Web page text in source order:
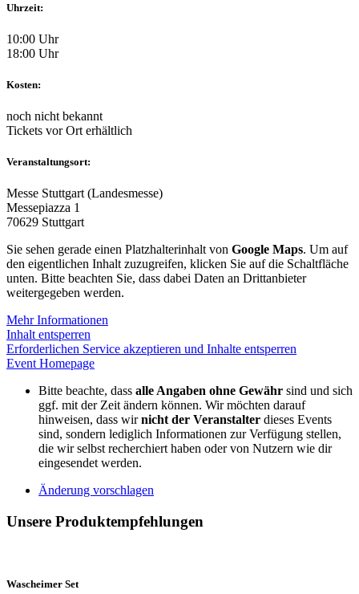
Uhrzeit:
10:00 Uhr
18:00 Uhr
Kosten:
noch nicht bekannt
Tickets vor Ort erhältlich
Veranstaltungsort:
Messe Stuttgart (Landesmesse)
Messepiazza 1
70629 Stuttgart
Sie sehen gerade einen Platzhalterinhalt von Google Maps. Um auf
den eigentlichen Inhalt zuzugreifen, klicken Sie auf die Schaltfläche
unten. Bitte beachten Sie, dass dabei Daten an Drittanbieter
weitergegeben werden.
Mehr Informationen
Inhalt entsperren
Erforderlichen Service akzeptieren und Inhalte entsperren
Event Homepage
Bitte beachte, dass alle Angaben ohne Gewähr sind und sich
ggf. mit der Zeit ändern können. Wir möchten darauf
hinweisen, dass wirnicht der Veranstalter dieses Events
sind, sondern lediglich Informationen zur Verfügung stellen,
die wir selbst recherchiert haben oder von Nutzern wie dir
eingesendet werden.
Änderung vorschlagen
Unsere Produktempfehlungen
Wascheimer Set